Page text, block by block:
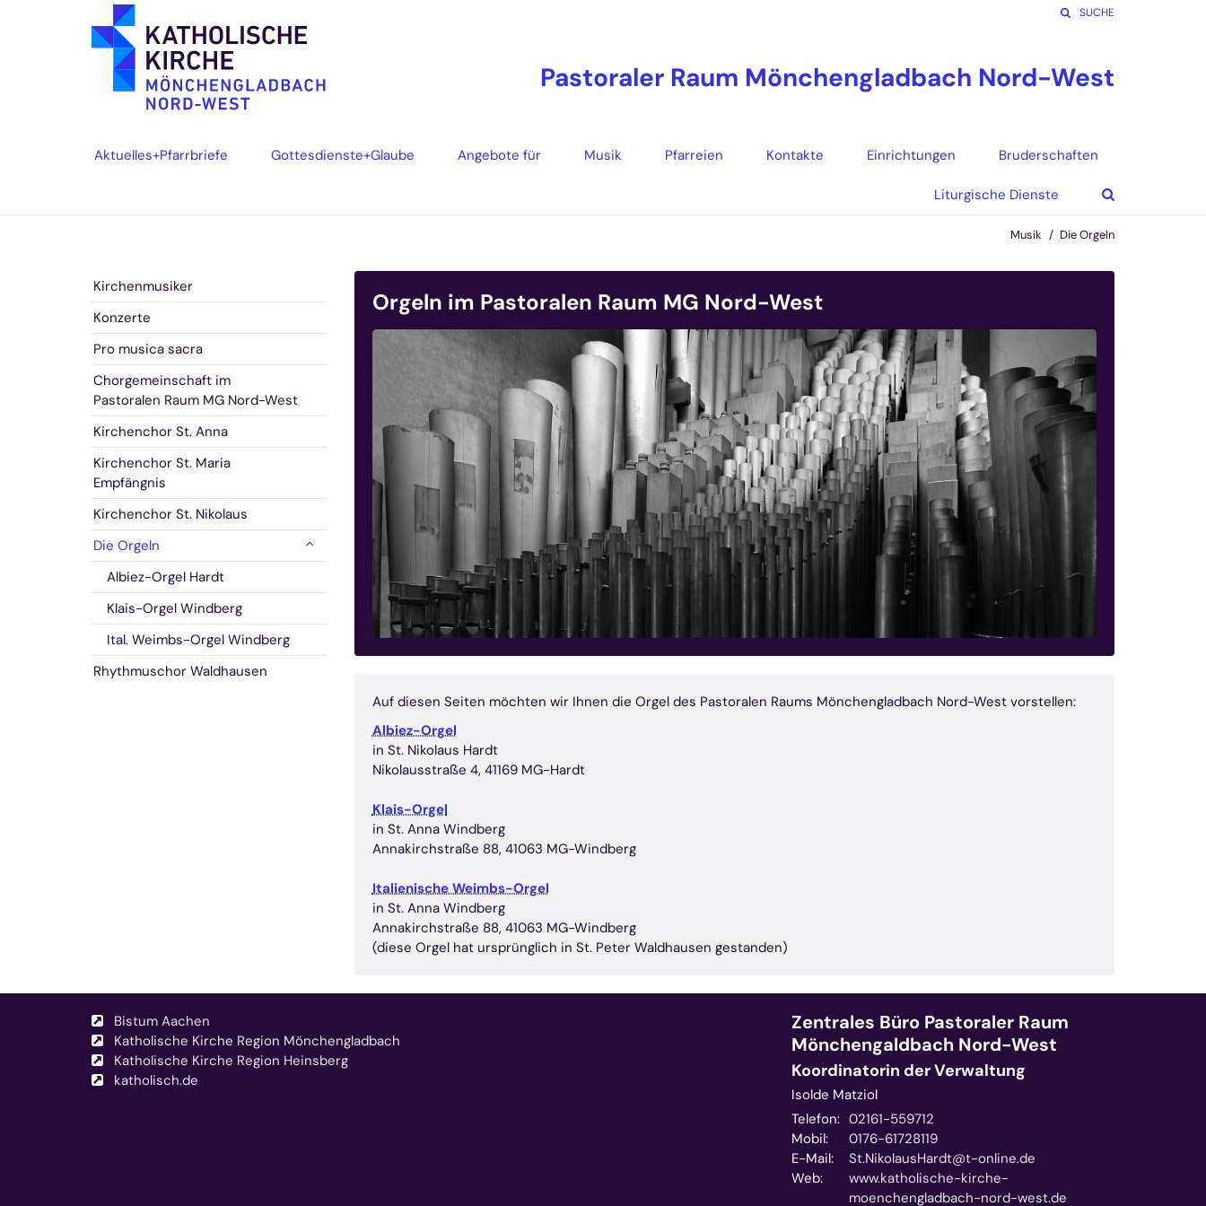
Zum Inhalt springen SUCHE
Pastoraler Raum Mönchengladbach Nord-West
Aktuelles+Pfarrbriefe Gottesdienste+Glaube Angebote für Musik Pfarreien Kontakte Einrichtungen Bruderschaften
Liturgische Dienste
Musik Die Orgeln
Orgeln im Pastoralen Raum MG Nord-West
Auf diesen Seiten möchten wir Ihnen die Orgel des Pastoralen Raums Mönchengladbach Nord-West vorstellen:
Albiez-Orgel
in St. Nikolaus Hardt
Nikolausstraße 4, 41169 MG-Hardt
Klais-Orgel
in St. Anna Windberg
Annakirchstraße 88, 41063 MG-Windberg
Italienische Weimbs-Orgel
in St. Anna Windberg
Annakirchstraße 88, 41063 MG-Windberg
(diese Orgel hat ursprünglich in St. Peter Waldhausen gestanden)
Kirchenmusiker
Konzerte
Pro musica sacra
Chorgemeinschaft im
Pastoralen Raum MG Nord-West
Kirchenchor St. Anna
Kirchenchor St. Maria
Empfängnis
Kirchenchor St. Nikolaus
Die Orgeln
Albiez-Orgel Hardt
Klais-Orgel Windberg
Ital. Weimbs-Orgel Windberg
Rhythmuschor Waldhausen
Bistum Aachen
Katholische Kirche Region Mönchengladbach
Katholische Kirche Region Heinsberg
katholisch.de
Zentrales Büro Pastoraler Raum
Mönchengaldbach Nord-West
Koordinatorin der Verwaltung
Isolde Matziol
Telefon: 02161-559712
Mobil:
0176-61728119
E-Mail:
St.NikolausHardt@t-online.de
Web:
www.katholische-kirche-
moenchengladbach-nord-west.de